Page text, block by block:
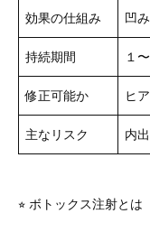
効果の仕組み 凹
持続期間 １
修正可能か ヒ
主なリスク 内
⭐︎ ボトックス注射とは